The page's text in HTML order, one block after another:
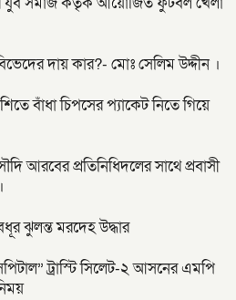
দায় কার?- মোঃ সেলিম উদ্দীন ।
বাঁধা চিপসের প্যাকেট নিতে গিয়ে
আরবের প্রতিনিধিদলের সাথে প্রবাসী
ঝুলন্ত মরদেহ উদ্ধার
ট্রাস্টি সিলেট-২ আসনের এমপি